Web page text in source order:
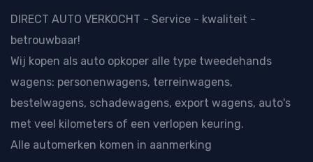
DIRECT AUTO VERKOCHT - Service - kwaliteit -
betrouwbaar!
Wij kopen als auto opkoper alle type tweedehands
wagens: personenwagens, terreinwagens,
bestelwagens, schadewagens, export wagens, auto's
met veel kilometers of een verlopen keuring.
Alle automerken komen in aanmerking